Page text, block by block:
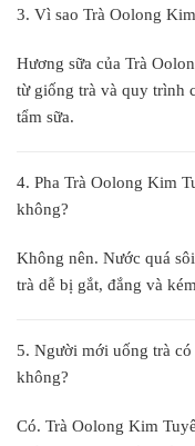
3. Vì sao Trà Oolong
Hương sữa của Trà
từ giống trà và quy trình
tẩm sữa.
4. Pha Trà Oolong Kim
không?
Không nên. Nước quá
trà dễ bị gắt, đắng và
5. Người mới uống trà
không?
Có. Trà Oolong Kim